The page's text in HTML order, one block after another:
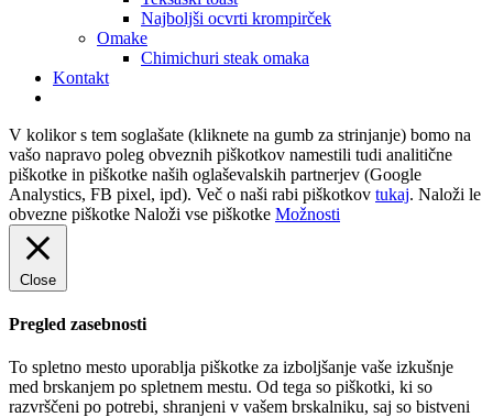
Najboljši ocvrti krompirček
Omake
Chimichuri steak omaka
Kontakt
V kolikor s tem soglašate (kliknete na gumb za strinjanje) bomo na
vašo napravo poleg obveznih piškotkov namestili tudi analitične
piškotke in piškotke naših oglaševalskih partnerjev (Google
Analystics, FB pixel, ipd). Več o naši rabi piškotkov tukaj. Naloži le
obvezne piškotke Naloži vse piškotke Možnosti
Close
Pregled zasebnosti
To spletno mesto uporablja piškotke za izboljšanje vaše izkušnje
med brskanjem po spletnem mestu. Od tega so piškotki, ki so
razvrščeni po potrebi, shranjeni v vašem brskalniku, saj so bistveni